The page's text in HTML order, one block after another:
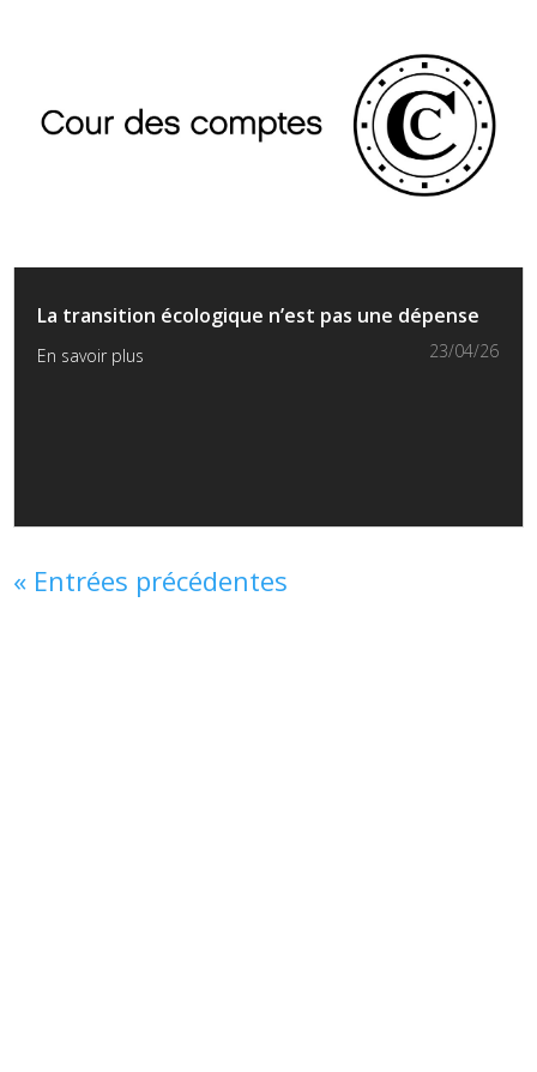
La transition écologique n’est pas une dépense
23/04/26
En savoir plus
« Entrées précédentes